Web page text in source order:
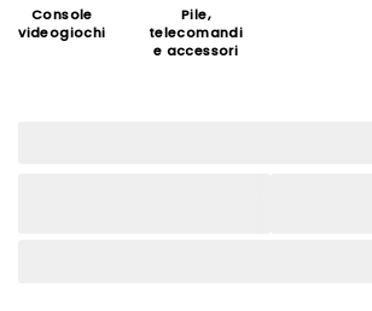
Console
videogiochi
Pile,
telecomandi
e accessori